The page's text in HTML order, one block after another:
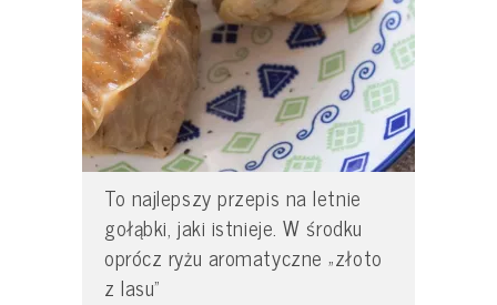
To najlepszy przepis na letnie
gołąbki, jaki istnieje. W środku
oprócz ryżu aromatyczne „złoto
z lasu”